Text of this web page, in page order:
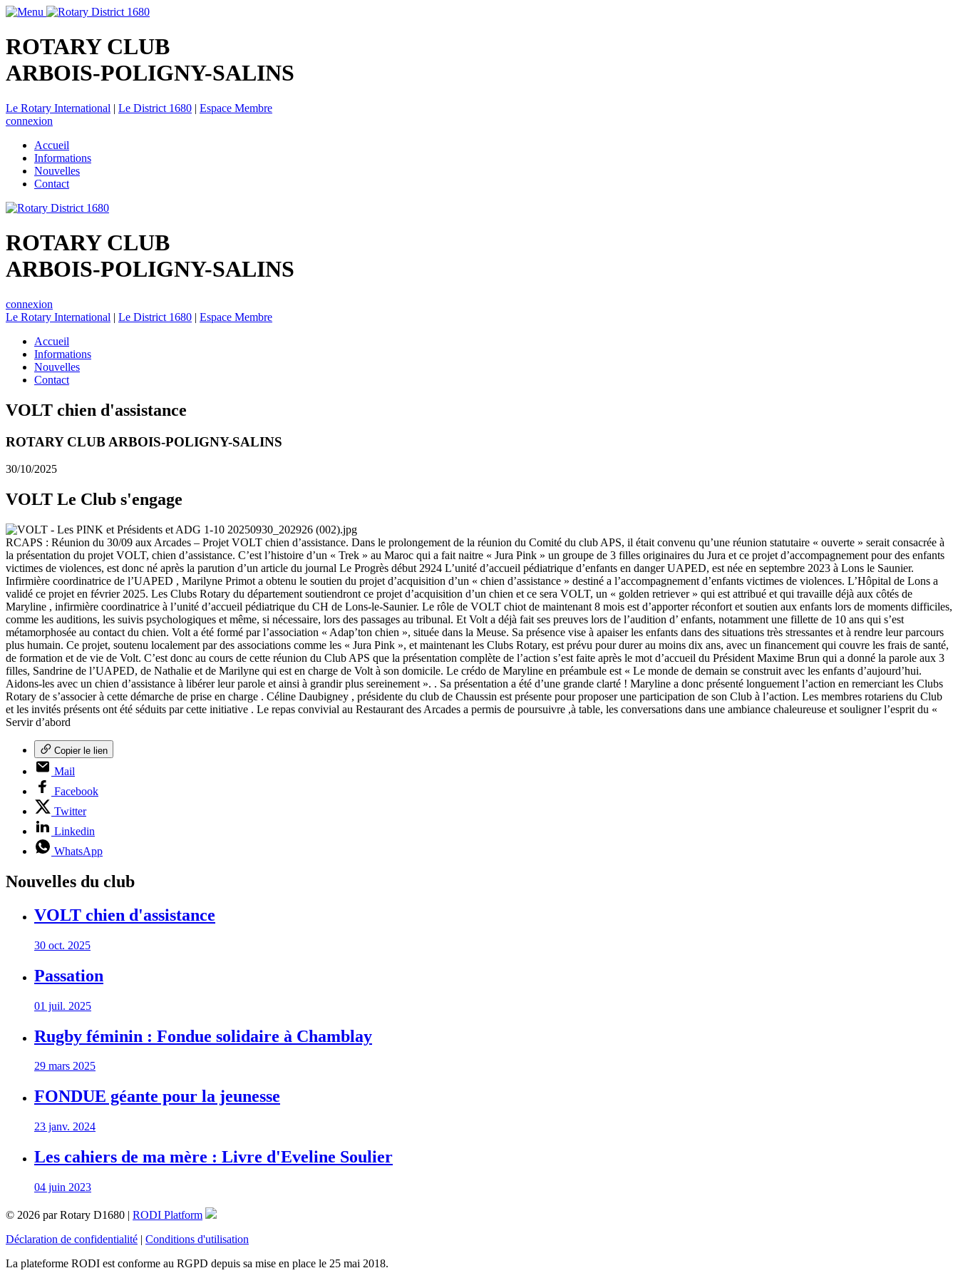
ROTARY CLUB
ARBOIS-POLIGNY-SALINS
Le Rotary International | Le District 1680 | Espace Membre
connexion
Accueil
Informations
Nouvelles
Contact
ROTARY CLUB
ARBOIS-POLIGNY-SALINS
connexion
Le Rotary International | Le District 1680 | Espace Membre
Accueil
Informations
Nouvelles
Contact
VOLT chien d'assistance
ROTARY CLUB ARBOIS-POLIGNY-SALINS
30/10/2025
VOLT Le Club s'engage
RCAPS : Réunion du 30/09 aux Arcades – Projet VOLT chien d’assistance. Dans le prolongement de la réunion du Comité du club APS, il était convenu qu’une réunion statutaire « ouverte » serait consacrée à
la présentation du projet VOLT, chien d’assistance. C’est l’histoire d’un « Trek » au Maroc qui a fait naitre « Jura Pink » un groupe de 3 filles originaires du Jura et ce projet d’accompagnement pour des enfants
victimes de violences, est donc né après la parution d’un article du journal Le Progrès début 2924 L’unité d’accueil pédiatrique d’enfants en danger UAPED, est née en septembre 2023 à Lons le Saunier.
Infirmière coordinatrice de l’UAPED , Marilyne Primot a obtenu le soutien du projet d’acquisition d’un « chien d’assistance » destiné a l’accompagnement d’enfants victimes de violences. L’Hôpital de Lons a
validé ce projet en février 2025. Les Clubs Rotary du département soutiendront ce projet d’acquisition d’un chien et ce sera VOLT, un « golden retriever » qui est attribué et qui travaille déjà aux côtés de
Maryline , infirmière coordinatrice à l’unité d’accueil pédiatrique du CH de Lons-le-Saunier. Le rôle de VOLT chiot de maintenant 8 mois est d’apporter réconfort et soutien aux enfants lors de moments difficiles,
comme les auditions, les suivis psychologiques et même, si nécessaire, lors des passages au tribunal. Et Volt a déjà fait ses preuves lors de l’audition d’ enfants, notamment une fillette de 10 ans qui s’est
métamorphosée au contact du chien. Volt a été formé par l’association « Adap’ton chien », située dans la Meuse. Sa présence vise à apaiser les enfants dans des situations très stressantes et à rendre leur parcours
plus humain. Ce projet, soutenu localement par des associations comme les « Jura Pink », et maintenant les Clubs Rotary, est prévu pour durer au moins dix ans, avec un financement qui couvre les frais de santé,
de formation et de vie de Volt. C’est donc au cours de cette réunion du Club APS que la présentation complète de l’action s’est faite après le mot d’accueil du Président Maxime Brun qui a donné la parole aux 3
filles, Sandrine de l’UAPED, de Nathalie et de Marilyne qui est en charge de Volt à son domicile. Le crédo de Maryline en préambule est « Le monde de demain se construit avec les enfants d’aujourd’hui.
Aidons-les avec un chien d’assistance à libérer leur parole et ainsi à grandir plus sereinement ». . Sa présentation a été d’une grande clarté ! Maryline a donc présenté longuement l’action en remerciant les Clubs
Rotary de s’associer à cette démarche de prise en charge . Céline Daubigney , présidente du club de Chaussin est présente pour proposer une participation de son Club à l’action. Les membres rotariens du Club
et les invités présents ont été séduits par cette initiative . Le repas convivial au Restaurant des Arcades a permis de poursuivre ,à table, les conversations dans une ambiance chaleureuse et souligner l’esprit du «
Servir d’abord
Copier le lien
Mail
Facebook
Twitter
Linkedin
WhatsApp
Nouvelles du club
VOLT chien d'assistance
30 oct. 2025
Passation
01 juil. 2025
Rugby féminin : Fondue solidaire à Chamblay
29 mars 2025
FONDUE géante pour la jeunesse
23 janv. 2024
Les cahiers de ma mère : Livre d'Eveline Soulier
04 juin 2023
© 2026 par Rotary D1680 | RODI Platform
Déclaration de confidentialité | Conditions d'utilisation
La plateforme RODI est conforme au RGPD depuis sa mise en place le 25 mai 2018.